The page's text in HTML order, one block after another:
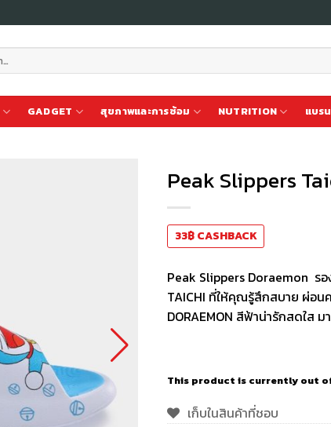
GADGET สุขภาพและการซ้อม NUTRITION แบร
Peak Slippers
33฿CASHBACK
Peak Slippers Doraemon รอ
TAICHI ที่ให้คุณรู้สึกสบาย ผ่อ
DORAEMON สีฟ้าน่ารักสดใส
This product is currently out
เก็บในสินค้าที่ชอบ